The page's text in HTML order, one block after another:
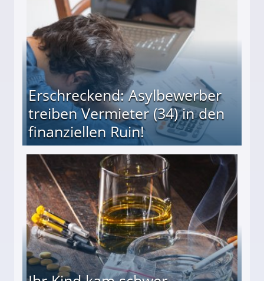
Erschreckend: Asylbewerber
treiben Vermieter (34) in den
finanziellen Ruin!
(34) in den finanziellen Ruin!